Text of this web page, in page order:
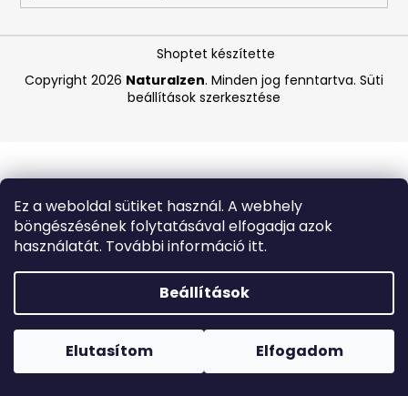
Ez a weboldal sütiket használ. A webhely
böngészésének folytatásával elfogadja azok
használatát. További információ itt.
Beállítások
Elutasítom Elfogadom
Forró napokon nem javasoljuk a csomagautomatákba
történő kézbesítést. A magas hőmérsékletre érzékeny
termékek átvételkor nem biztos, hogy optimális állapotban
A
á
u
k
BEAUTY
OF
JOSEON
NAPVÉDŐVEL
ÉS
GINSENGGEL,
50+
Shoptet készítette
Copyright 2026 Naturalzen. Minden jog fenntartva. Süti
beállítások szerkesztése